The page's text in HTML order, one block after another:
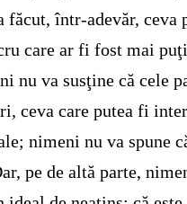
făcut, într-adevăr,
care ar fi fost mai
nu va susţine că cele
ceva care putea fi
nimeni nu va spune
pe de altă parte,